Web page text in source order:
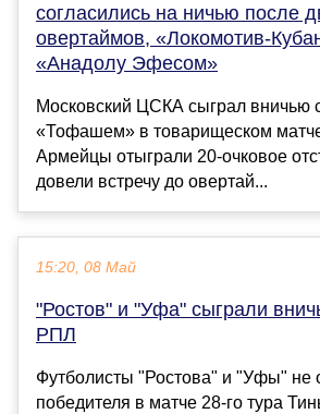
согласились на ничью после
овертаймов, «Локомотив-
«Анадолу Эфесом»
Московский ЦСКА сыграл вничью
«Тофашем» в товарищеском
Армейцы отыграли 20-очковое
довели встречу до овертай...
15:20, 08 Май
"Ростов" и "Уфа" сыграли
РПЛ
Футболисты "Ростова" и "Уфы" не
победителя в матче 28-го тура